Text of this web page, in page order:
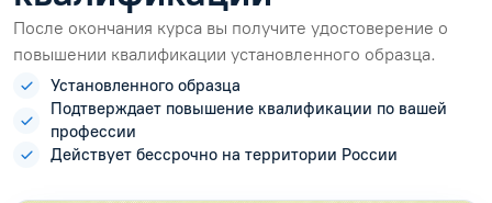
После окончания курса вы получите удостоверение о
повышении квалификации установленного образца.
Установленного образца
Подтверждает повышение квалификации по вашей
профессии
Действует бессрочно на территории России